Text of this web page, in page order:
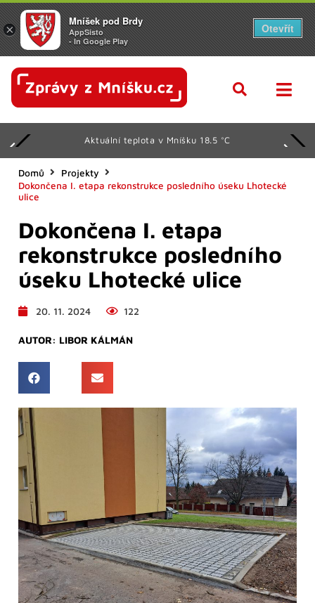
Aktuální teplota v Mníšku 18.5 °C
Domů
Projekty
Dokončena I. etapa rekonstrukce posledního úseku Lhotecké
ulice
Dokončena I. etapa
rekonstrukce posledního
úseku Lhotecké ulice
20. 11. 2024 122
AUTOR: LIBOR KÁLMÁN
×
Mníšek pod Brdy
AppSisto
- In Google Play
Otevřít